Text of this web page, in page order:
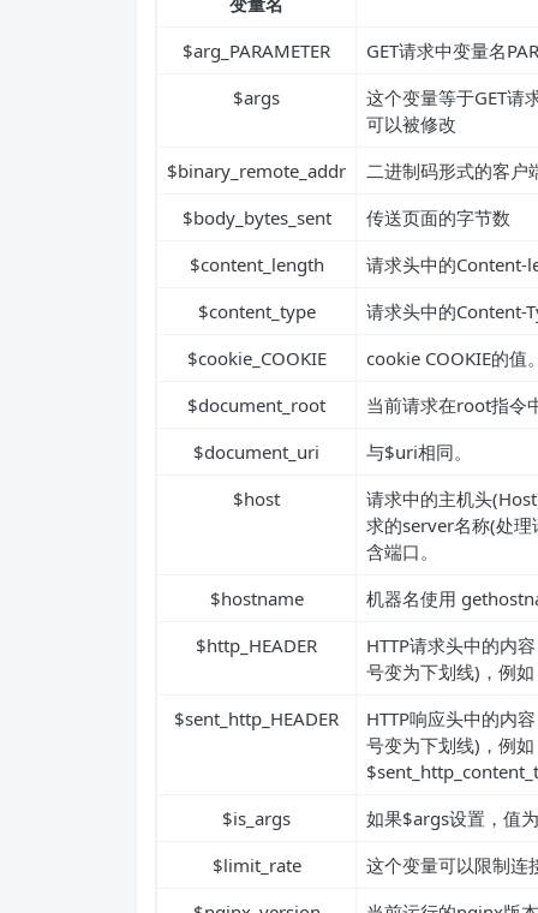
$arg_PARAMETER
GET请求中变量名
$args
这个变量等于GET
可以被修改
$binary_remote_addr
二进制码形式的客户
$body_bytes_sent
传送页面的字节数
$content_length
请求头中的Content-
$content_type
请求头中的Content-
$cookie_COOKIE
cookie COOKIE的值
$document_root
当前请求在root指令
$document_uri
与$uri相同。
$host
请求中的主机头
求的server名称(处
含端口。
$hostname
机器名使用
$http_HEADER
HTTP请求头中的内
号变为下划线)，例
$sent_http_HEADER
HTTP响应头中的内
号变为下划线)，例
$is_args
如果$args设置，值
$limit_rate
这个变量可以限制连